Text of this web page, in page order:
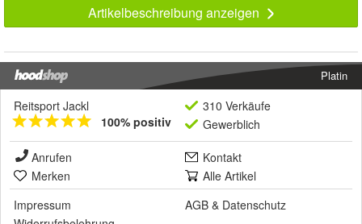
Artikelbeschreibung anzeigen
Platin
Reitsport Jackl
100% positiv
310 Verkäufe
Gewerblich
Anrufen
Kontakt
Merken
Alle Artikel
Impressum
AGB & Datenschutz